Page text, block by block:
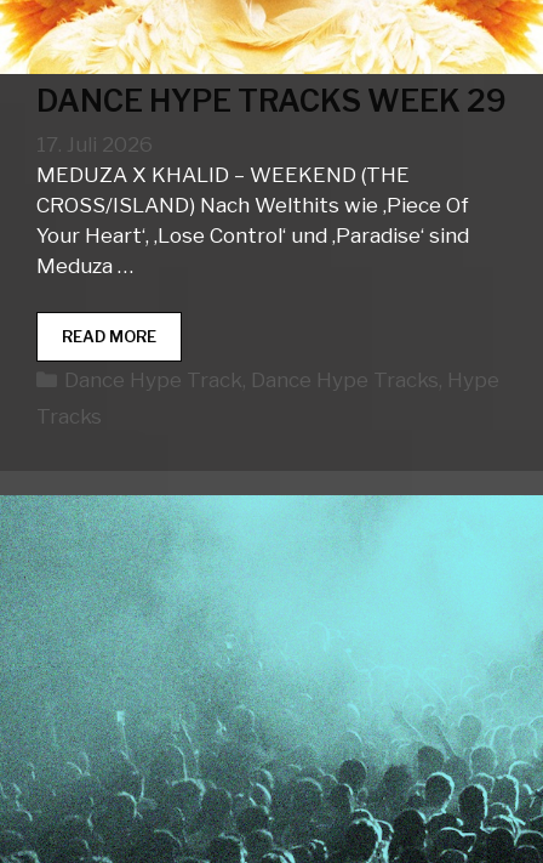
DANCE HYPE TRACKS WEEK 29
17. Juli 2026
MEDUZA X KHALID – WEEKEND (THE
CROSS/ISLAND) Nach Welthits wie ‚Piece Of
Your Heart‘, ‚Lose Control‘ und ‚Paradise‘ sind
Meduza …
READ MOREDANCE
HYPE
TRACKS
Kategorien
Dance Hype Track, Dance Hype Tracks, Hype
Tracks